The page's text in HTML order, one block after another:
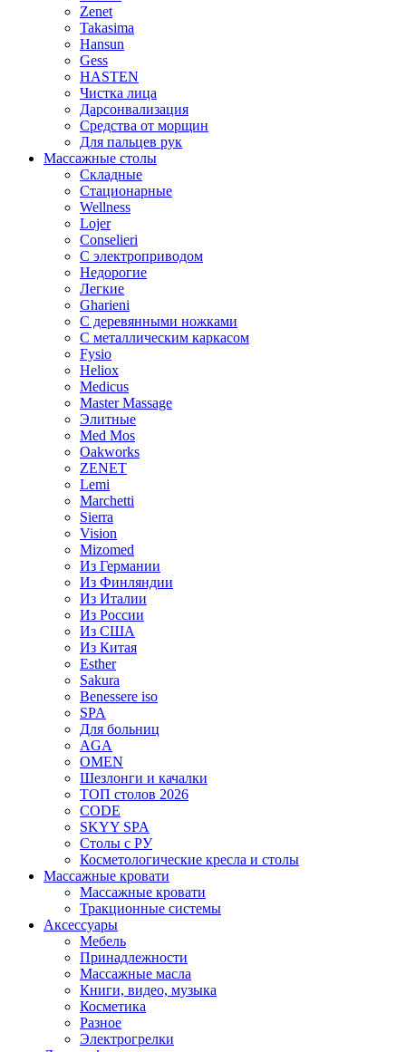
Zenet
Takasima
Hansun
Gess
HASTEN
Чистка лица
Дарсонвализация
Средства от морщин
Для пальцев рук
Массажные столы
Складные
Стационарные
Wellness
Lojer
Conselieri
С электроприводом
Недорогие
Легкие
Gharieni
С деревянными ножками
С металлическим каркасом
Fysio
Heliox
Medicus
Master Massage
Элитные
Med Mos
Oakworks
ZENET
Lemi
Marchetti
Sierra
Vision
Mizomed
Из Германии
Из Финляндии
Из Италии
Из России
Из США
Из Китая
Esther
Sakura
Benessere iso
SPA
Для больниц
AGA
OMEN
Шезлонги и качалки
ТОП столов 2026
CODE
SKYY SPA
Столы с РУ
Косметологические кресла и столы
Массажные кровати
Массажные кровати
Тракционные системы
Аксессуары
Мебель
Принадлежности
Массажные масла
Книги, видео, музыка
Косметика
Разное
Электрогрелки